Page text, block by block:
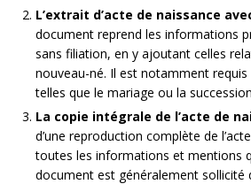
L’extrait d’acte de naissance
document reprend les informations
sans filiation, en y ajoutant celles
nouveau-né. Il est notamment
telles que le mariage ou la
La copie intégrale de l’acte de
d’une reproduction complète de
toutes les informations et mentions
document est généralement sollicité